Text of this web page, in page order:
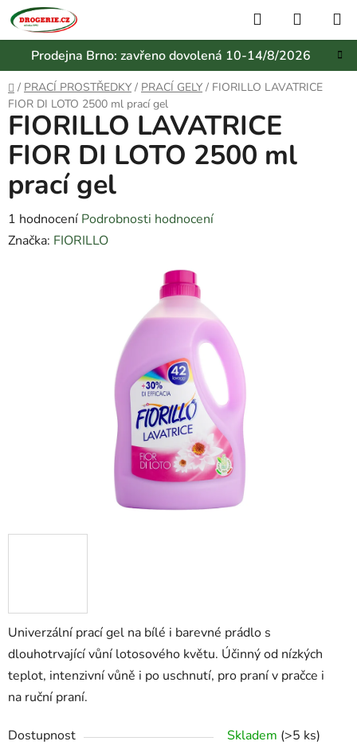
Přejít
na
obsah
Prodejna Brno: zavřeno dovolená 10-14/8/2026
Hledat
KOŠÍK
Domů
/ PRACÍ PROSTŘEDKY / PRACÍ GELY / FIORILLO LAVATRICE
FIOR DI LOTO 2500 ml prací gel
Univerzální prací gel na bílé i barevné prádlo s
dlouhotrvající vůní lotosového květu. Účinný od nízkých
teplot, intenzivní vůně i po uschnutí, pro praní v pračce i
na ruční praní.
Dostupnost Skladem (>5 ks)
FIORILLO LAVATRICE
FIOR DI LOTO 2500 ml
prací gel
Průměrné
hodnocení
1 hodnocení Podrobnosti hodnocení
Značka: FIORILLO